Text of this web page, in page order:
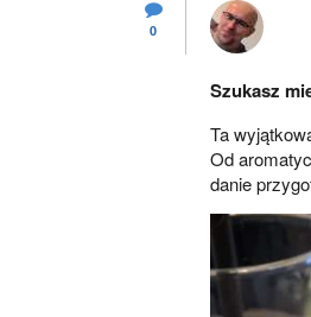
0
Szukasz
Ta
Od
danie